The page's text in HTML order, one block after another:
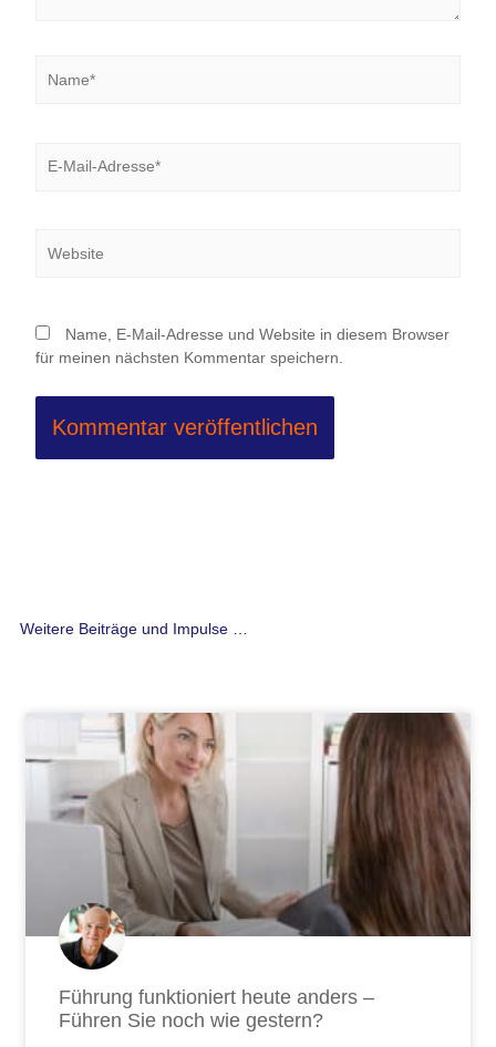
Mail-
Name, E-Mail-Adresse und Website in diesem Browser
für meinen nächsten Kommentar speichern.
Weitere Beiträge und Impulse …
Führung funktioniert heute anders –
Führen Sie noch wie gestern?
SeiteSeiteSeite SeiteSeiteSeiteSeiteSeite
Seite Seite Seite Seite Seite SeiteSeite
Seite Seite Seite Seite Seite Seite